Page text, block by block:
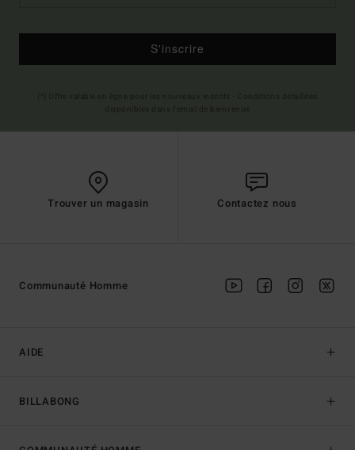
S'inscrire
Trouver un magasin Contactez nous
AIDE
BILLABONG
Communauté Homme